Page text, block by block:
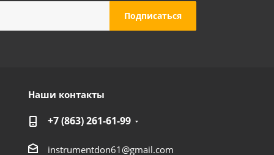
Наши контакты
+7 (863) 261-61-99
instrumentdon61@gmail.com